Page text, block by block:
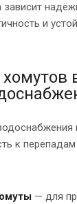
и
к
— для